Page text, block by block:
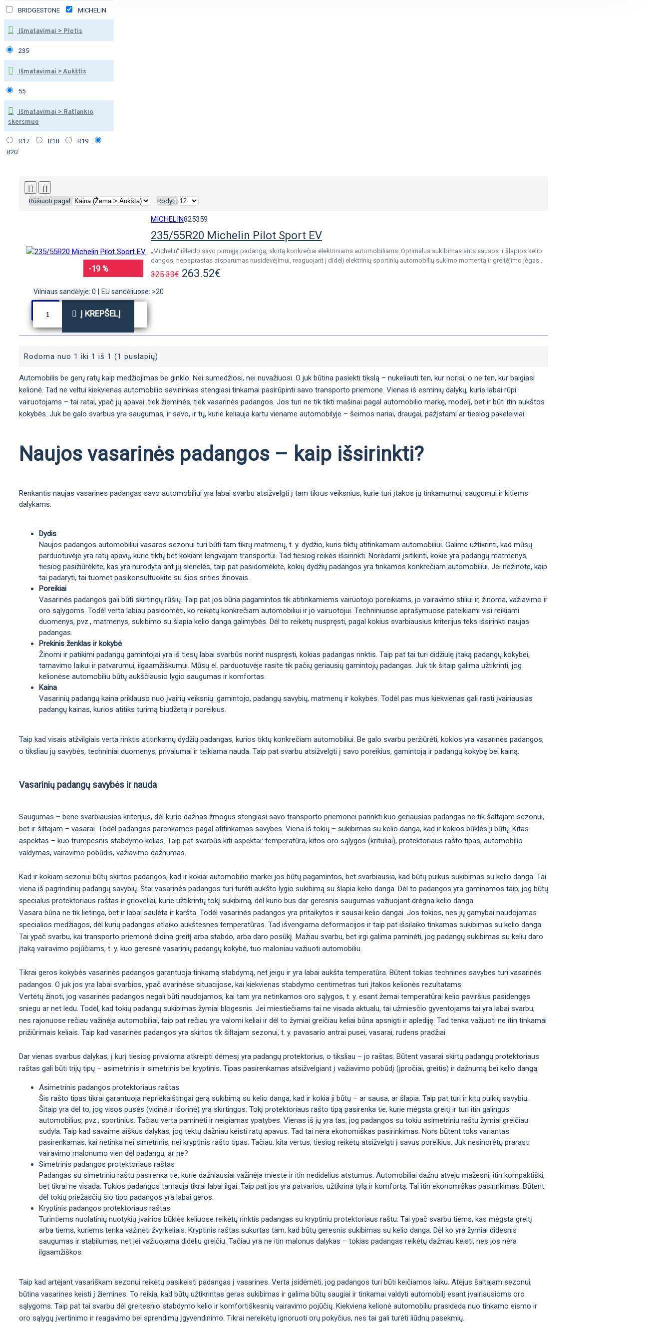
BRIDGESTONE MICHELIN
Išmatavimai > Plotis
235
Išmatavimai > Aukštis
55
Išmatavimai > Ratlankio
skersmuo
R17 R18
R19
R20
Rūšiuoti pagal: Rodyti:
-19 %
MICHELIN825359
235/55R20 Michelin Pilot Sport EV
„Michelin“ išleido savo pirmąją padangą, skirtą konkrečiai elektriniams automobiliams. Optimalus sukibimas ants sausos ir šlapios kelio
dangos, nepaprastas atsparumas nusidėvėjimui, reaguojant į didelį elektrinių sportinių automobilių sukimo momentą ir greitėjimo jėgas...
325.33€ 263.52€
Vilniaus sandėlyje: 0 EU sandėliuose: >20
Į KREPŠELĮ
Rodoma nuo 1 iki 1 iš 1 (1 puslapių)
Automobilis be gerų ratų kaip medžiojimas be ginklo. Nei sumedžiosi, nei nuvažiuosi. O juk būtina pasiekti tikslą – nukeliauti ten, kur norisi, o ne ten, kur baigiasi
kelionė. Tad ne veltui kiekvienas automobilio savininkas stengiasi tinkamai pasirūpinti savo transporto priemone. Vienas iš esminių dalykų, kuris labai rūpi
vairuotojams – tai ratai, ypač jų apavai: tiek žieminės, tiek vasarinės padangos. Jos turi ne tik tikti mašinai pagal automobilio markę, modelį, bet ir būti itin aukštos
kokybės. Juk be galo svarbus yra saugumas, ir savo, ir tų, kurie keliauja kartu viename automobilyje – šeimos nariai, draugai, pažįstami ar tiesiog pakeleiviai.
Naujos vasarinės padangos – kaip išsirinkti?
Renkantis naujas vasarines padangas savo automobiliui yra labai svarbu atsižvelgti į tam tikrus veiksnius, kurie turi įtakos jų tinkamumui, saugumui ir kitiems
dalykams.
Dydis
Naujos padangos automobiliui vasaros sezonui turi būti tam tikrų matmenų, t. y. dydžio, kuris tiktų atitinkamam automobiliui. Galime užtikrinti, kad mūsų
parduotuvėje yra ratų apavų, kurie tiktų bet kokiam lengvajam transportui. Tad tiesiog reikės išsirinkti. Norėdami įsitikinti, kokie yra padangų matmenys,
tiesiog pasižiūrėkite, kas yra nurodyta ant jų sienelės, taip pat pasidomėkite, kokių dydžių padangos yra tinkamos konkrečiam automobiliui. Jei nežinote, kaip
tai padaryti, tai tuomet pasikonsultuokite su šios srities žinovais.
Poreikiai
Vasarinės padangos gali būti skirtingų rūšių. Taip pat jos būna pagamintos tik atitinkamiems vairuotojo poreikiams, jo vairavimo stiliui ir, žinoma, važiavimo ir
oro sąlygoms. Todėl verta labiau pasidomėti, ko reikėtų konkrečiam automobiliui ir jo vairuotojui. Techniniuose aprašymuose pateikiami visi reikiami
duomenys, pvz., matmenys, sukibimo su šlapia kelio danga galimybės. Dėl to reikėtų nuspręsti, pagal kokius svarbiausius kriterijus teks išsirinkti naujas
padangas.
Prekinis ženklas ir kokybė
Žinomi ir patikimi padangų gamintojai yra iš tiesų labai svarbūs norint nuspręsti, kokias padangas rinktis. Taip pat tai turi didžiulę įtaką padangų kokybei,
tarnavimo laikui ir patvarumui, ilgaamžiškumui. Mūsų el. parduotuvėje rasite tik pačių geriausių gamintojų padangas. Juk tik šitaip galima užtikrinti, jog
kelionėse automobiliu būtų aukščiausio lygio saugumas ir komfortas.
Kaina
Vasarinių padangų kaina priklauso nuo įvairių veiksnių: gamintojo, padangų savybių, matmenų ir kokybės. Todėl pas mus kiekvienas gali rasti įvairiausias
padangų kainas, kurios atitiks turimą biudžetą ir poreikius.
Taip kad visais atžvilgiais verta rinktis atitinkamų dydžių padangas, kurios tiktų konkrečiam automobiliui. Be galo svarbu peržiūrėti, kokios yra vasarinės padangos,
o tiksliau jų savybės, techniniai duomenys, privalumai ir teikiama nauda. Taip pat svarbu atsižvelgti į savo poreikius, gamintoją ir padangų kokybę bei kainą.
Vasarinių padangų savybės ir nauda
Saugumas – bene svarbiausias kriterijus, dėl kurio dažnas žmogus stengiasi savo transporto priemonei parinkti kuo geriausias padangas ne tik šaltajam sezonui,
bet ir šiltajam – vasarai. Todėl padangos parenkamos pagal atitinkamas savybes. Viena iš tokių – sukibimas su kelio danga, kad ir kokios būklės ji būtų. Kitas
aspektas – kuo trumpesnis stabdymo kelias. Taip pat svarbūs kiti aspektai: temperatūra, kitos oro sąlygos (krituliai), protektoriaus rašto tipas, automobilio
valdymas, vairavimo pobūdis, važiavimo dažnumas.
Kad ir kokiam sezonui būtų skirtos padangos, kad ir kokiai automobilio markei jos būtų pagamintos, bet svarbiausia, kad būtų puikus sukibimas su kelio danga. Tai
viena iš pagrindinių padangų savybių. Štai vasarinės padangos turi turėti aukšto lygio sukibimą su šlapia kelio danga. Dėl to padangos yra gaminamos taip, jog būtų
specialus protektoriaus raštas ir grioveliai, kurie užtikrintų tokį sukibimą, dėl kurio bus dar geresnis saugumas važiuojant drėgna kelio danga.
Vasara būna ne tik lietinga, bet ir labai saulėta ir karšta. Todėl vasarinės padangos yra pritaikytos ir sausai kelio dangai. Jos tokios, nes jų gamybai naudojamas
specialios medžiagos, dėl kurių padangos atlaiko aukštesnes temperatūras. Tad išvengiama deformacijos ir taip pat išsilaiko tinkamas sukibimas su kelio danga.
Tai ypač svarbu, kai transporto priemonė didina greitį arba stabdo, arba daro posūkį. Mažiau svarbu, bet irgi galima paminėti, jog padangų sukibimas su keliu daro
įtaką vairavimo pojūčiams, t. y. kuo geresnė vasarinių padangų kokybė, tuo maloniau važiuoti automobiliu.
Tikrai geros kokybės vasarinės padangos garantuoja tinkamą stabdymą, net jeigu ir yra labai aukšta temperatūra. Būtent tokias technines savybes turi vasarinės
padangos. O juk jos yra labai svarbios, ypač avarinėse situacijose, kai kiekvienas stabdymo centimetras turi įtakos kelionės rezultatams.
Vertėtų žinoti, jog vasarinės padangos negali būti naudojamos, kai tam yra netinkamos oro sąlygos, t. y. esant žemai temperatūrai kelio paviršius pasidengęs
sniegu ar net ledu. Todėl, kad tokių padangų sukibimas žymiai blogesnis. Jei miestiečiams tai ne visada aktualu, tai užmiesčio gyventojams tai yra labai svarbu,
nes rajonuose rečiau važinėja automobiliai, taip pat rečiau yra valomi keliai ir dėl to žymiai greičiau keliai būna apsnigti ir aplediję. Tad tenka važiuoti ne itin tinkamai
prižiūrimais keliais. Taip kad vasarinės padangos yra skirtos tik šiltajam sezonui, t. y. pavasario antrai pusei, vasarai, rudens pradžiai.
Dar vienas svarbus dalykas, į kurį tiesiog privaloma atkreipti dėmesį yra padangų protektorius, o tiksliau – jo raštas. Būtent vasarai skirtų padangų protektoriaus
raštas gali būti trijų tipų – asimetrinis ir simetrinis bei kryptinis. Tipas pasirenkamas atsižvelgiant į važiavimo pobūdį (įpročiai, greitis) ir dažnumą bei kelio dangą.
Asimetrinis padangos protektoriaus raštas
Šis rašto tipas tikrai garantuoja nepriekaištingai gerą sukibimą su kelio danga, kad ir kokia ji būtų – ar sausa, ar šlapia. Taip pat turi ir kitų puikių savybių.
Šitaip yra dėl to, jog visos pusės (vidinė ir išorinė) yra skirtingos. Tokį protektoriaus rašto tipą pasirenka tie, kurie mėgsta greitį ir turi itin galingus
automobilius, pvz., sportinius. Tačiau verta paminėti ir neigiamas ypatybes. Vienas iš jų yra tas, jog padangos su tokiu asimetriniu raštu žymiai greičiau
sudyla. Taip kad savaime aiškus dalykas, jog tektų dažniau keisti ratų apavus. Tad tai nėra ekonomiškas pasirinkimas. Nors būtent toks variantas
pasirenkamas, kai netinka nei simetrinis, nei kryptinis rašto tipas. Tačiau, kita vertus, tiesiog reikėtų atsižvelgti į savus poreikius. Juk nesinorėtų prarasti
vairavimo malonumo vien dėl padangų, ar ne?
Simetrinis padangos protektoriaus raštas
Padangas su simetriniu raštu pasirenka tie, kurie dažniausiai važinėja mieste ir itin nedidelius atstumus. Automobiliai dažnu atveju mažesni, itin kompaktiški,
bet tikrai ne visada. Tokios padangos tarnauja tikrai labai ilgai. Taip pat jos yra patvarios, užtikrina tylą ir komfortą. Tai itin ekonomiškas pasirinkimas. Būtent
dėl tokių priežasčių šio tipo padangos yra labai geros.
Kryptinis padangos protektoriaus raštas
Turintiems nuolatinių nuotykių įvairios būklės keliuose reikėtų rinktis padangas su kryptiniu protektoriaus raštu. Tai ypač svarbu tiems, kas mėgsta greitį
arba tiems, kuriems tenka važinėti žvyrkeliais. Kryptinis raštas sukurtas tam, kad būtų geresnis sukibimas su kelio danga. Dėl ko yra žymiai didesnis
saugumas ir stabilumas, net jei važiuojama dideliu greičiu. Tačiau yra ne itin malonus dalykas – tokias padangas reikėtų dažniau keisti, nes jos nėra
ilgaamžiškos.
Taip kad artėjant vasariškam sezonui reikėtų pasikeisti padangas į vasarines. Verta įsidėmėti, jog padangos turi būti keičiamos laiku. Atėjus šaltajam sezonui,
būtina vasarines keisti į žiemines. To reikia, kad būtų užtikrintas geras sukibimas ir galima būtų saugiai ir tinkamai valdyti automobilį esant įvairiausioms oro
sąlygoms. Taip pat tai svarbu dėl greitesnio stabdymo kelio ir komfortiškesnių vairavimo pojūčių. Kiekviena kelionė automobiliu prasideda nuo tinkamo eismo ir
oro sąlygų įvertinimo ir reagavimo bei sprendimų įgyvendinimo. Tikrai nereikėtų ignoruoti orų pokyčius, nes tai gali turėti liūdnų pasekmių.